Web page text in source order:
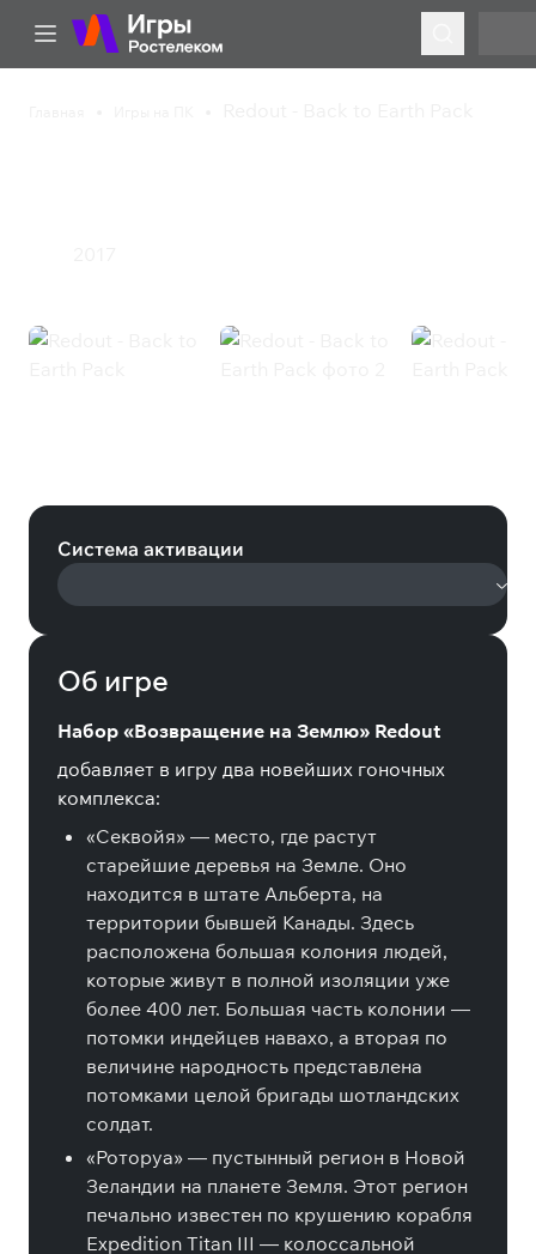
Система активации
Об игре
Набор «Возвращение на Землю» Redout
добавляет в игру два новейших гоночных
комплекса:
«Секвойя» — место, где растут
старейшие деревья на Земле. Оно
находится в штате Альберта, на
территории бывшей Канады. Здесь
расположена большая колония людей,
которые живут в полной изоляции уже
более 400 лет. Большая часть колонии —
потомки индейцев навахо, а вторая по
величине народность представлена
потомками целой бригады шотландских
солдат.
«Роторуа» — пустынный регион в Новой
Зеландии на планете Земля. Этот регион
печально известен по крушению корабля
Expedition Titan III — колоссальной